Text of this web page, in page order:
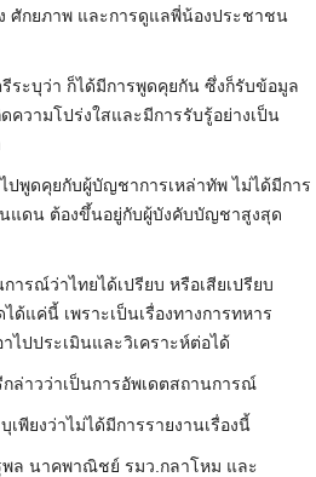
ศักยภาพ และการดูแลพี่น้องประชาชน
ระบุว่า ก็ได้มีการพูดคุยกัน ซึ่งก็รับข้อมูล
ความโปร่งใสและมีการรับรู้อย่างเป็น
พูดคุยกับผู้บัญชาการเหล่าทัพ ไม่ได้มีการ
แดน ต้องขึ้นอยู่กับผู้บังคับบัญชาสูงสุด
รณ์ว่าไทยได้เปรียบ หรือเสียเปรียบ
แค่นี้ เพราะเป็นเรื่องทางการทหาร
ไปประเมินและวิเคราะห์ต่อได้
ล่าวว่าเป็นการอัพเดตสถานการณ์
ยงว่าไม่ได้มีการรายงานเรื่องนี้
ล นาคพาณิชย์ รมว.กลาโหม และ